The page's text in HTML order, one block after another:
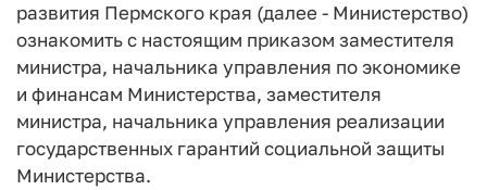
развития Пермского края (далее - Министерство)
ознакомить с настоящим приказом заместителя
министра, начальника управления по экономике
и финансам Министерства, заместителя
министра, начальника управления реализации
государственных гарантий социальной защиты
Министерства.